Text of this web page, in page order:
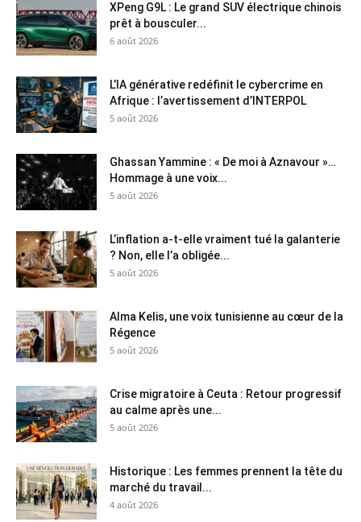
XPeng G9L : Le grand SUV électrique chinois
prêt à bousculer...
6 août 2026
L’IA générative redéfinit le cybercrime en
Afrique : l’avertissement d’INTERPOL
5 août 2026
Ghassan Yammine : « De moi à Aznavour »…
Hommage à une voix...
5 août 2026
L’inflation a-t-elle vraiment tué la galanterie
? Non, elle l’a obligée...
5 août 2026
Alma Kelis, une voix tunisienne au cœur de la
Régence
5 août 2026
Crise migratoire à Ceuta : Retour progressif
au calme après une...
5 août 2026
Historique : Les femmes prennent la tête du
marché du travail...
4 août 2026